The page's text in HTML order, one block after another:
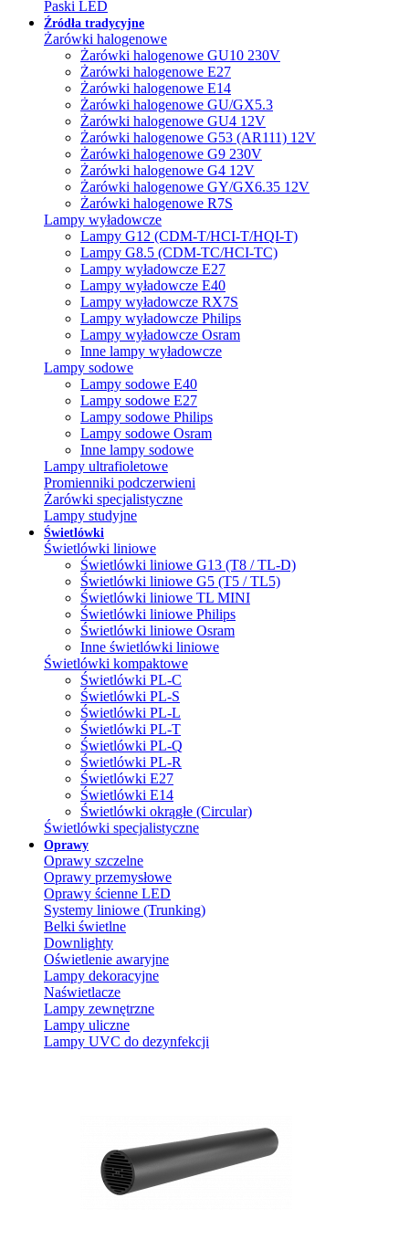
Paski LED
Źródła tradycyjne
Żarówki halogenowe
Żarówki halogenowe GU10 230V
Żarówki halogenowe E27
Żarówki halogenowe E14
Żarówki halogenowe GU/GX5.3
Żarówki halogenowe GU4 12V
Żarówki halogenowe G53 (AR111) 12V
Żarówki halogenowe G9 230V
Żarówki halogenowe G4 12V
Żarówki halogenowe GY/GX6.35 12V
Żarówki halogenowe R7S
Lampy wyładowcze
Lampy G12 (CDM-T/HCI-T/HQI-T)
Lampy G8.5 (CDM-TC/HCI-TC)
Lampy wyładowcze E27
Lampy wyładowcze E40
Lampy wyładowcze RX7S
Lampy wyładowcze Philips
Lampy wyładowcze Osram
Inne lampy wyładowcze
Lampy sodowe
Lampy sodowe E40
Lampy sodowe E27
Lampy sodowe Philips
Lampy sodowe Osram
Inne lampy sodowe
Lampy ultrafioletowe
Promienniki podczerwieni
Żarówki specjalistyczne
Lampy studyjne
Świetlówki
Świetlówki liniowe
Świetlówki liniowe G13 (T8 / TL-D)
Świetlówki liniowe G5 (T5 / TL5)
Świetlówki liniowe TL MINI
Świetlówki liniowe Philips
Świetlówki liniowe Osram
Inne świetlówki liniowe
Świetlówki kompaktowe
Świetlówki PL-C
Świetlówki PL-S
Świetlówki PL-L
Świetlówki PL-T
Świetlówki PL-Q
Świetlówki PL-R
Świetlówki E27
Świetlówki E14
Świetlówki okrągłe (Circular)
Świetlówki specjalistyczne
Oprawy
Oprawy szczelne
Oprawy przemysłowe
Oprawy ścienne LED
Systemy liniowe (Trunking)
Belki świetlne
Downlighty
Oświetlenie awaryjne
Lampy dekoracyjne
Naświetlacze
Lampy zewnętrzne
Lampy uliczne
Lampy UVC do dezynfekcji